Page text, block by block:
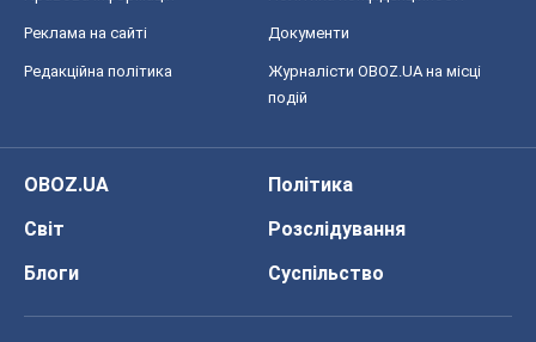
Реклама на сайті Документи
Редакційна політика
Журналісти OBOZ.UA на місці
подій
OBOZ.UA
Політика
Світ
Розслідування
Блоги
Суспільство